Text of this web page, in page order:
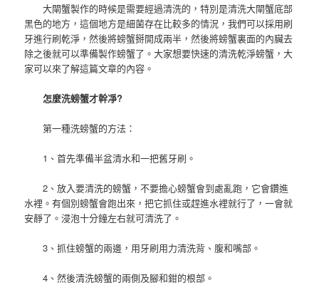
大閘蟹製作的時候是需要經過清洗的，特別是清洗大閘蟹底部
黑色的地方，這個地方是細菌存在比較多的情況，我們可以採用刷
牙進行刷乾淨，然後將螃蟹掰開成兩半，然後將螃蟹裏面的內臟去
除之後就可以準備製作螃蟹了。大家想要快速的清洗乾淨螃蟹，大
家可以來了解這篇文章的內容。
怎麼洗螃蟹才幹凈?
第一種洗螃蟹的方法：
1、首先準備半盆清水和一把舊牙刷。
2、放入要清洗的螃蟹，不要擔心螃蟹會到處亂跑，它會鑽進
水裡。有個別螃蟹會跑出來，把它抓住或趕進水裡就行了，一會就
安靜了。浸泡十分鐘左右就可清洗了。
3、抓住螃蟹的兩邊，用牙刷用力清洗背、腹和嘴部。
4、然後清洗螃蟹的兩側及腳和鉗的根部。